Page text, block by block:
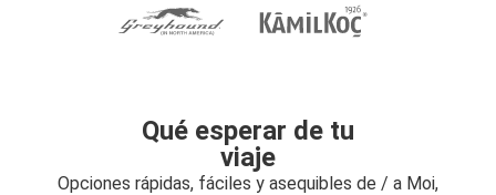
Qué esperar de tu
viaje
Opciones rápidas, fáciles y asequibles de / a Moi,